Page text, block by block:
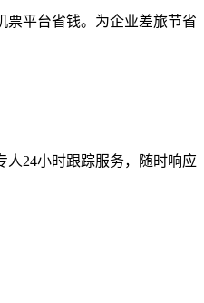
票平台省钱。为企业差旅节省
24小时跟踪服务，随时响应